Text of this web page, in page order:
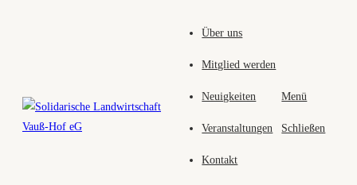
Über uns
Mitglied werden
Neuigkeiten
Veranstaltungen
Kontakt
Menü
Schließen